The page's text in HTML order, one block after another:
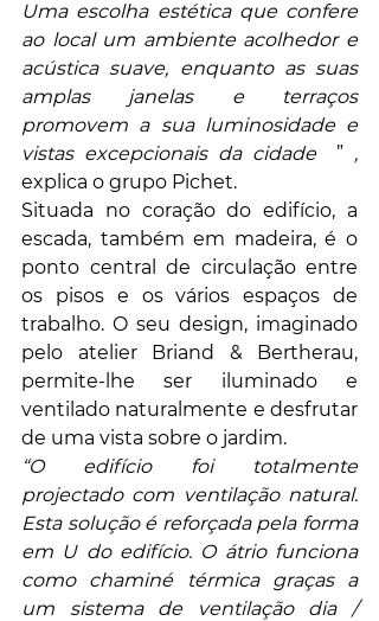
Uma escolha estética que confere
ao local um ambiente acolhedor e
acústica suave, enquanto as suas
amplas janelas e terraços
promovem a sua luminosidade e
vistas excepcionais da cidade ” ,
explica o grupo Pichet.
Situada no coração do edifício, a
escada, também em madeira, é o
ponto central de circulação entre
os pisos e os vários espaços de
trabalho. O seu design, imaginado
pelo atelier Briand & Bertherau,
permite-lhe ser iluminado e
ventilado naturalmente e desfrutar
de uma vista sobre o jardim.
“O edifício foi totalmente
projectado com ventilação natural.
Esta solução é reforçada pela forma
em U do edifício. O átrio funciona
como chaminé térmica graças a
um sistema de ventilação dia /